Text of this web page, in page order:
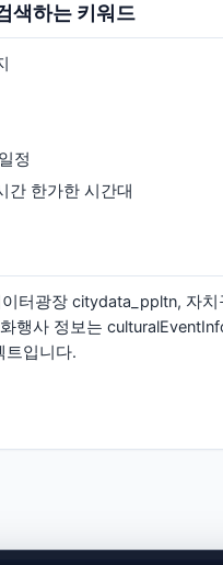
색하는 키워드
정
간 한가한 시간대
터광장 citydata_ppltn, 자치
행사 정보는
트입니다.